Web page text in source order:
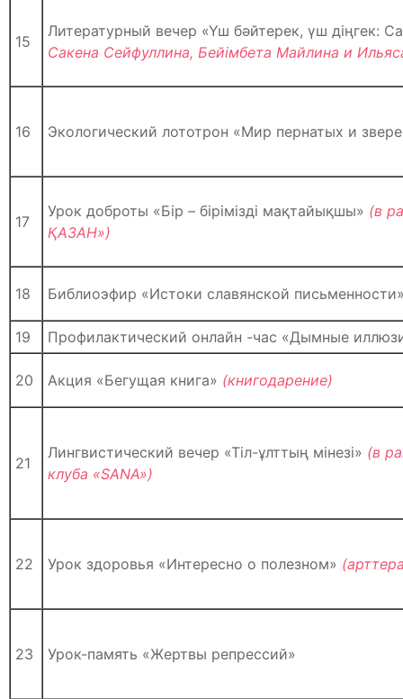
15
Литературный вечер «Үш бәйтерек, үш діңгек:
Сакена Сейфуллина, Бейімбета Майлина и
16 Экологический лототрон «Мир пернатых и
17
Урок доброты «Бір – бірімізді мақтайықшы» (в
ҚАЗАН»)
18 Библиоэфир «Истоки славянской
19 Профилактический онлайн -час «Дымные
20 Акция «Бегущая книга» (книгодарение)
21
Лингвистический вечер «Тіл-ұлттың мінезі» (в
клуба «SANA»)
22 Урок здоровья «Интересно о полезном»
23 Урок-память «Жертвы репрессий»